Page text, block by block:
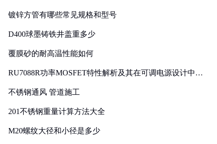
镀锌方管有哪些常见规格和型号
D400球墨铸铁井盖重多少
覆膜砂的耐高温性能如何
RU7088R功率MOSFET特性解析及其在可调电源设计中的
不锈钢通风 管道施工
201不锈钢重量计算方法大全
M20螺纹大径和小径是多少